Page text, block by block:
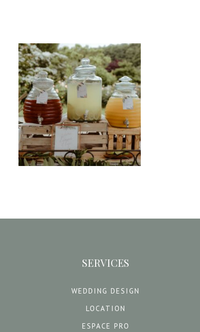
Bonbonne à Jus- Ruche
11 litres en verre avec
robinet
18,00€
SERVICES
WEDDING DESIGN
LOCATION
ESPACE PRO